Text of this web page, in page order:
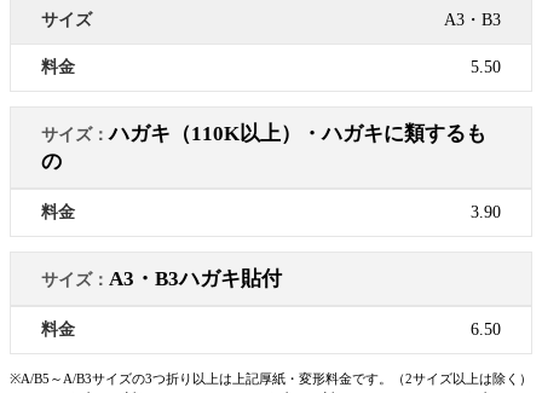
A3・B3
5.50
ハガキ（110K以上）・ハガキに類するも
の
3.90
A3・B3ハガキ貼付
6.50
※A/B5～A/B3サイズの3つ折り以上は上記厚紙・変形料金です。（2サイズ以上は除く）